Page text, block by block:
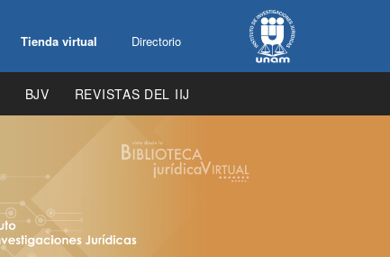
Tienda virtual Directorio
BJV REVISTAS DEL IIJ